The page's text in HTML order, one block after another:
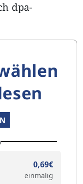
dpa-
0,69€
einmalig